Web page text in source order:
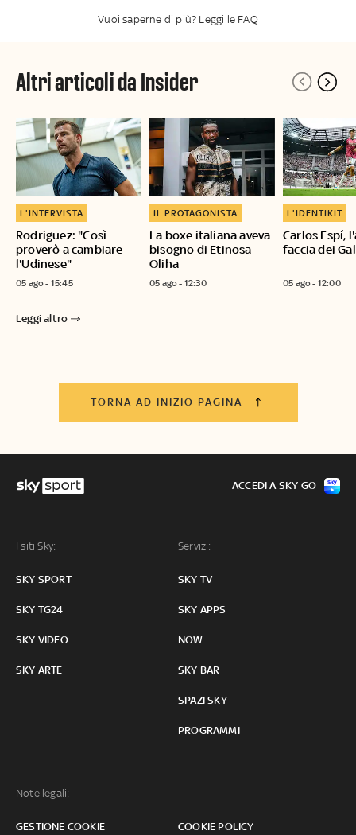
Vuoi saperne di più? Leggi le FAQ
Altri articoli da Insider
Rodriguez: "Così
proverò a cambiare
l'Udinese"
L'INTERVISTA
05 ago - 15:45
La boxe italiana aveva
bisogno di Etinosa
Oliha
IL PROTAGONISTA
05 ago - 12:30
Carlos Espí,
faccia dei
L'IDENTIKIT
05 ago - 12:00
Leggi altro
TORNA AD INIZIO PAGINA
I siti Sky:
SKY SPORT
SKY TG24
SKY VIDEO
SKY ARTE
Servizi:
SKY TV
SKY APPS
NOW
SKY BAR
SPAZI SKY
PROGRAMMI
Note legali:
GESTIONE COOKIE COOKIE POLICY
ACCEDI A SKY GO